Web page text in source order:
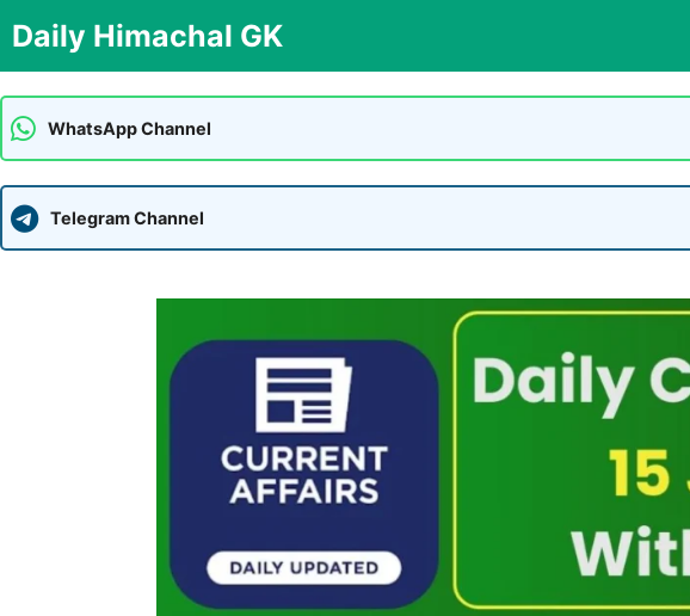
to
content
Daily Himachal GK
WhatsApp Channel
Telegram Channel